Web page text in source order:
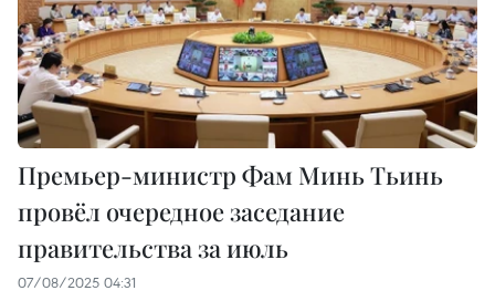
Премьер-министр Фам Минь Тьинь
провёл очередное заседание
правительства за июль
07/08/2025 04:31